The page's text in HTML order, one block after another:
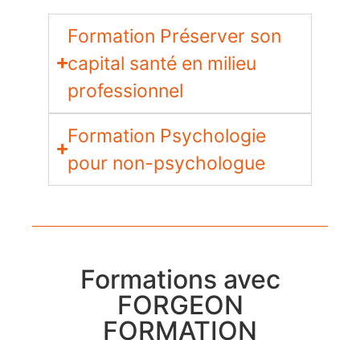
Formation Préserver son
capital santé en milieu
professionnel
Formation Psychologie
pour non-psychologue
Formations avec
FORGEON
FORMATION